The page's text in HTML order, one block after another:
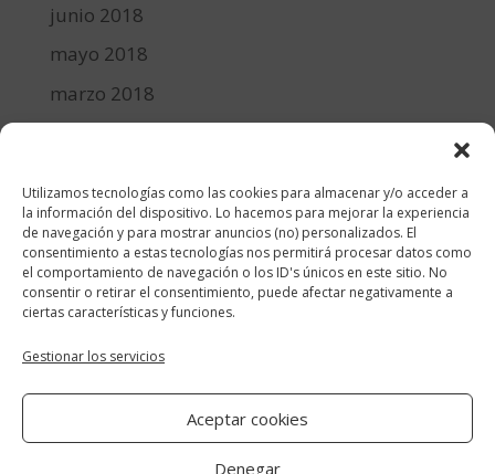
Utilizamos tecnologías como las cookies para almacenar y/o acceder a
la información del dispositivo. Lo hacemos para mejorar la experiencia
de navegación y para mostrar anuncios (no) personalizados. El
consentimiento a estas tecnologías nos permitirá procesar datos como
el comportamiento de navegación o los ID's únicos en este sitio. No
consentir o retirar el consentimiento, puede afectar negativamente a
ciertas características y funciones.
Gestionar los servicios
Aceptar cookies
Denegar
junio 2018
mayo 2018
marzo 2018
diciembre 2017
Categorías
cocina y recetas
general
lifestyle
manualidades-diy